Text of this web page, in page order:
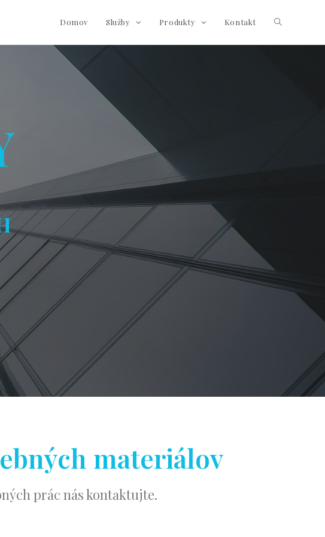
Domov Služby Produkty Kontakt
materiálov
prác nás kontaktujte.